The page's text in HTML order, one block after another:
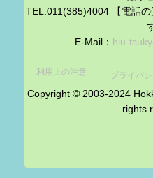
TEL:011(385)4004 【電話
E-Mail： hiu-
利用上の注意 プライバ
Copyright © 2003-2024
rights